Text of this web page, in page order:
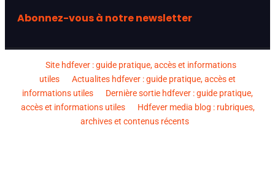
Abonnez-vous à notre newsletter
Site hdfever : guide pratique, accès et informations
utiles
Actualites hdfever : guide pratique, accès et
informations utiles
Dernière sortie hdfever : guide pratique,
accès et informations utiles
Hdfever media blog : rubriques,
archives et contenus récents